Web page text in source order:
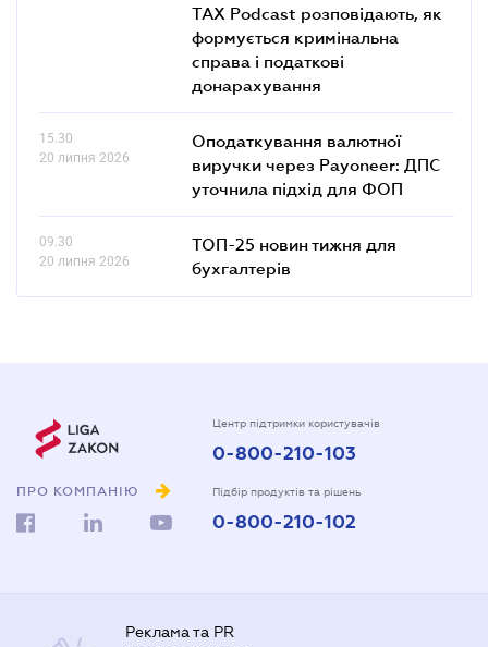
TAX Podcast розповідають, як
формується кримінальна
справа і податкові
донарахування
15.30
20 липня 2026
Оподаткування валютної
виручки через Payoneer: ДПС
уточнила підхід для ФОП
09.30
20 липня 2026
ТОП-25 новин тижня для
бухгалтерів
ПРО КОМПАНІЮ
Центр підтримки користувачів
0-800-210-103
Підбір продуктів та рішень
0-800-210-102
Реклама та PR